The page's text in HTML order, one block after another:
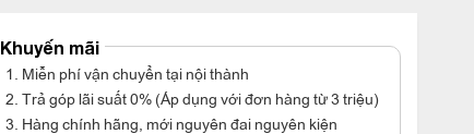
Khuyến mãi
1. Miễn phí vận chuyển tại nội thành
2. Trả góp lãi suất 0% (Áp dụng với đơn hàng từ 3 triệu)
3. Hàng chính hãng, mới nguyên đai nguyên kiện